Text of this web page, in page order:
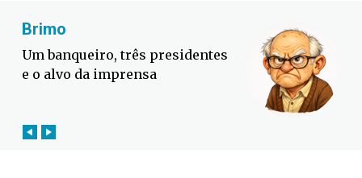
Defesa Civil lança campanha
contra o El Niño em SC